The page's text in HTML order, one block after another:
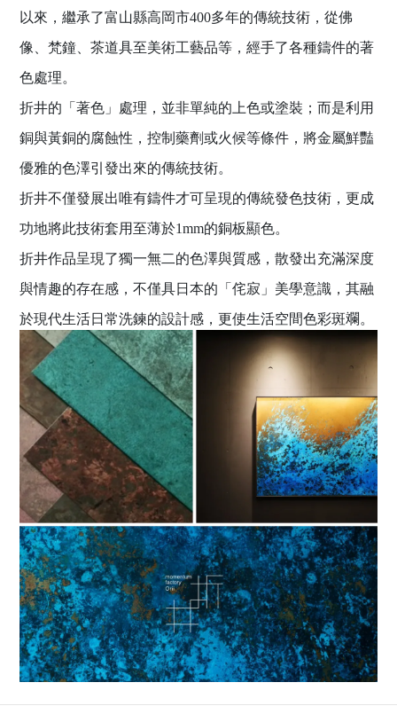
以來，繼承了富山縣高岡市400多年的傳統技術，從佛
像、梵鐘、茶道具至美術工藝品等，經手了各種鑄件的著
色處理。
折井的「著色」處理，並非單純的上色或塗裝；而是利用
銅與黃銅的腐蝕性，控制藥劑或火候等條件，將金屬鮮豔
優雅的色澤引發出來的傳統技術。
折井不僅發展出唯有鑄件才可呈現的傳統發色技術，更成
功地將此技術套用至薄於1mm的銅板顯色。
折井作品呈現了獨一無二的色澤與質感，散發出充滿深度
與情趣的存在感，不僅具日本的「侘寂」美學意識，其融
於現代生活日常洗鍊的設計感，更使生活空間色彩斑斕。